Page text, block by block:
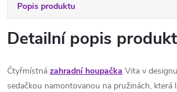
Popis produktu
Detailní popis
Čtyřmístná zahradní houpačka Vita v
sedačkou namontovanou na pružinách, která